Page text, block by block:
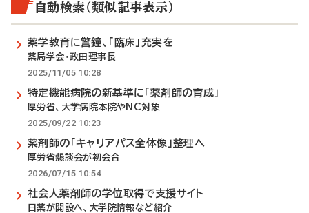
自動検索（類似記事表示）
薬学教育に警鐘、「臨床」充実を
薬局学会・政田理事長
2025/11/05 10:28
特定機能病院の新基準に「薬剤師の育成」
厚労省、大学病院本院やNC対象
2025/09/22 10:23
薬剤師の「キャリアパス全体像」整理へ
厚労省懇談会が初会合
2026/07/15 10:54
社会人薬剤師の学位取得で支援サイト
日薬が開設へ、大学院情報など紹介